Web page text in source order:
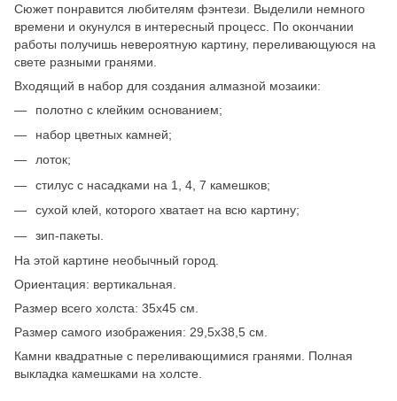
Сюжет понравится любителям фэнтези. Выделили немного
времени и окунулся в интересный процесс. По окончании
работы получишь невероятную картину, переливающуюся на
свете разными гранями.
Входящий в набор для создания алмазной мозаики:
полотно с клейким основанием;
набор цветных камней;
лоток;
стилус с насадками на 1, 4, 7 камешков;
сухой клей, которого хватает на всю картину;
зип-пакеты.
На этой картине необычный город.
Ориентация: вертикальная.
Размер всего холста: 35х45 см.
Размер самого изображения: 29,5х38,5 см.
Камни квадратные с переливающимися гранями. Полная
выкладка камешками на холсте.